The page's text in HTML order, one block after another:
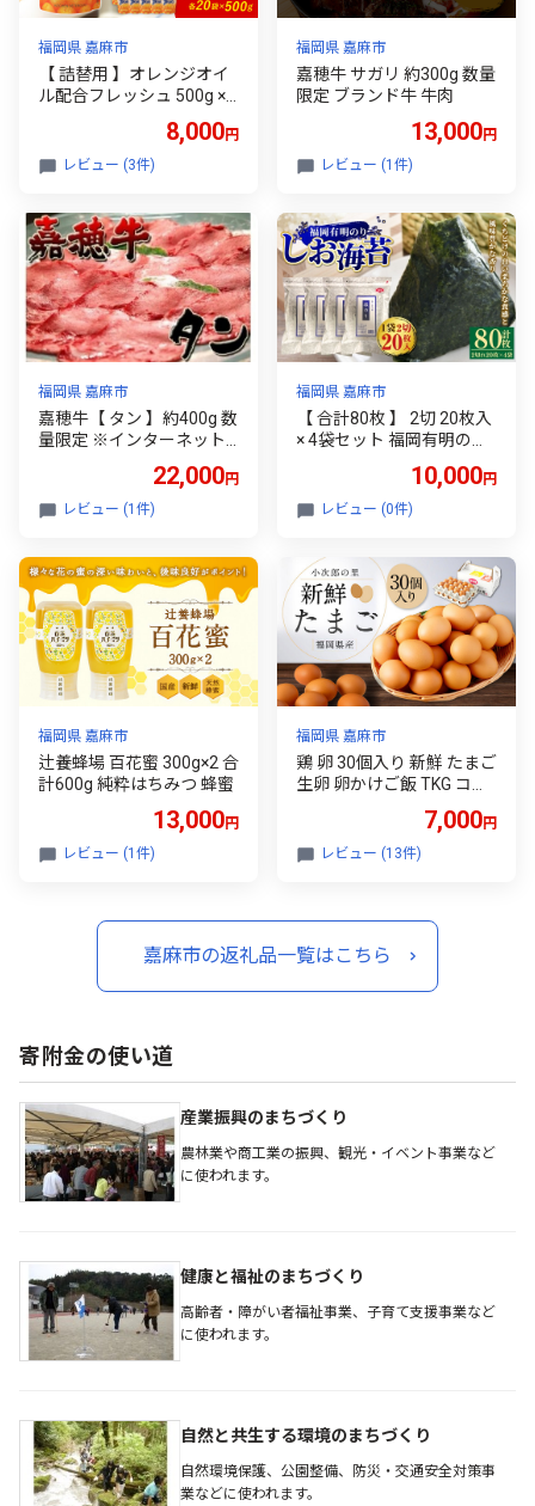
福岡県 嘉麻市
【 詰替用 】オレンジオイ
ル配合フレッシュ 500g × 2
食器用 洗剤 食器洗い 食器
食器洗剤 台所洗剤 詰め替
8,000円
レビュー (3件)
福岡県 嘉麻市
嘉穂牛 サガリ 約300g 数量
限定 ブランド牛 牛肉
13,000円
レビュー (1件)
福岡県 嘉麻市
嘉穂牛【 タン 】約400g 数
量限定 ※インターネット
22,000円
レビュー (1件)
福岡県 嘉麻市
【 合計80枚 】 2切 20枚入
× 4袋セット 福岡有明のり
品 国産 福岡県産 有明のり
ご飯 おにぎり 福岡 香り お
10,000円
レビュー (0件)
福岡県 嘉麻市
辻養蜂場 百花蜜 300g×2 合
計600g 純粋はちみつ 蜂蜜
13,000円
レビュー (1件)
福岡県 嘉麻市
鶏 卵 30個入り 新鮮 たまご
生卵 卵かけご飯 TKG コク
有精卵 高級卵 ブランド卵
栄養 新鮮 生食 鶏卵 大容量
お弁当 卵焼き 玉子焼き 目
玉焼き ゆで卵 オムライス
7,000円
レビュー (13件)
嘉麻市の返礼品一覧はこちら
寄附金の使い道
産業振興のまちづくり
農林業や商工業の振興、観光・イベント事業など
に使われます。
健康と福祉のまちづくり
高齢者・障がい者福祉事業、子育て支援事業など
に使われます。
自然と共生する環境のまちづくり
自然環境保護、公園整備、防災・交通安全対策事
業などに使われます。